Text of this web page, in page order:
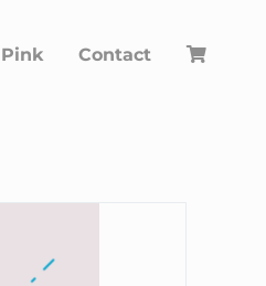
Contact